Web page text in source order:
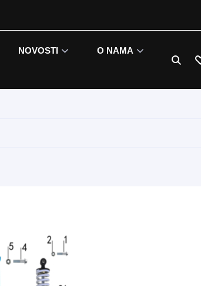
NOVOSTI
O NAMA